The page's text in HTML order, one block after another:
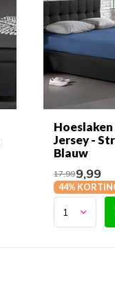
Hoeslaken
Jersey -
Blauw
17,999,99
44%